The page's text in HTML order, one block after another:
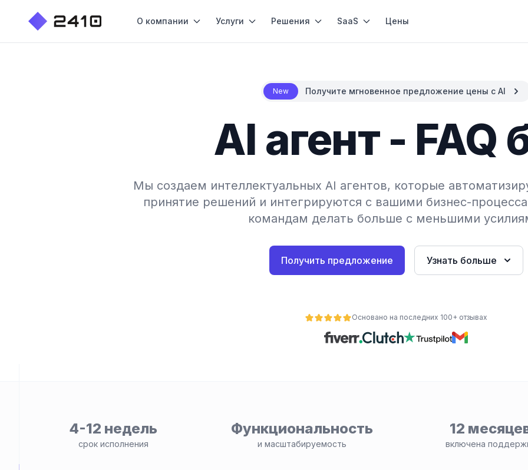
О компании Услуги Решения SaaS Цены
New Получите мгновенное предложение цены с AI
AI агент - FAQ
Мы создаем интеллектуальных AI агентов, которые
принятие решений и интегрируются с вашими бизнес-
командам делать больше с меньшими
Получить предложение Узнать больше
Основано на последних 100+ отзывах
4-12 недель
срок исполнения
Функциональность
и масштабируемость
12
включена